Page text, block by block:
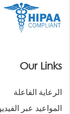
Our Links
الرعاية الفاعلة
المواعيد عبر